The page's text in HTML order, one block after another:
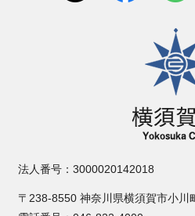
横須賀市
法人番号：3000020142018
〒238-8550 神奈川県横須賀市小川